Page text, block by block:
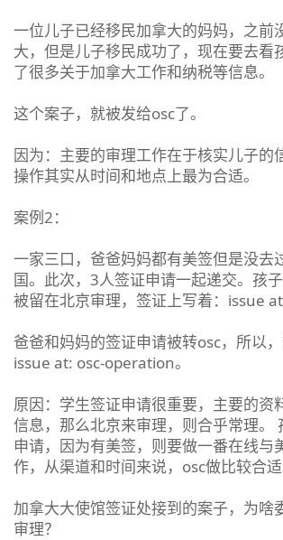
一位儿子已经移民加拿大的妈妈，之前
大，但是儿子移民成功了，现在要去看
了很多关于加拿大工作和纳税等信息。
这个案子，就被发给osc了。
因为：主要的审理工作在于核实儿子的
操作其实从时间和地点上最为合适。
案例2：
一家三口，爸爸妈妈都有美签但是没去
国。此次，3人签证申请一起递交。孩
被留在北京审理，签证上写着：issue
爸爸和妈妈的签证申请被转osc，所以，
issue at: osc-operation。
原因：学生签证申请很重要，主要的资
信息，那么北京来审理，则合乎常理。
申请，因为有美签，则要做一番在线与
作，从渠道和时间来说，osc做比较合适
加拿大大使馆签证处接到的案子，为啥
审理？